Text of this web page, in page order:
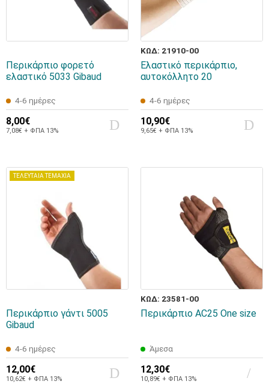
Περικάρπιο φορετό
ελαστικό 5033 Gibaud
4-6 ημέρες
8,00€
7,08€ + ΦΠΑ 13%
ΚΩΔ: 21910-00
Ελαστικό περικάρπιο,
αυτοκόλλητο 20
4-6 ημέρες
10,90€
9,65€ + ΦΠΑ 13%
ΤΕΛΕΥΤΑΙΑ ΤΕΜΑΧΙΑ
Περικάρπιο γάντι 5005
Gibaud
4-6 ημέρες
12,00€
10,62€ + ΦΠΑ 13%
ΚΩΔ: 23581-00
Περικάρπιο AC25 One size
Άμεσα
12,30€
10,89€ + ΦΠΑ 13%